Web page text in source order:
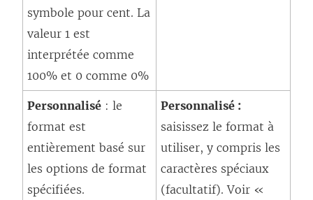
symbole pour cent. La
valeur 1 est
interprétée comme
100% et 0 comme 0%
Personnalisé : le
format est
entièrement basé sur
les options de format
spécifiées.
Personnalisé :
saisissez le format à
utiliser, y compris les
caractères spéciaux
(facultatif). Voir «